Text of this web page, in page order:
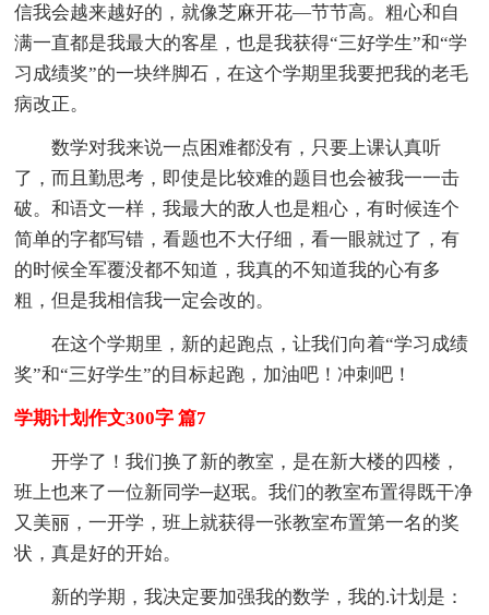
信我会越来越好的，就像芝麻开花—节节高。粗心和自
满一直都是我最大的客星，也是我获得“三好学生”和“学
习成绩奖”的一块绊脚石，在这个学期里我要把我的老毛
病改正。
数学对我来说一点困难都没有，只要上课认真听
了，而且勤思考，即使是比较难的题目也会被我一一击
破。和语文一样，我最大的敌人也是粗心，有时候连个
简单的字都写错，看题也不大仔细，看一眼就过了，有
的时候全军覆没都不知道，我真的不知道我的心有多
粗，但是我相信我一定会改的。
在这个学期里，新的起跑点，让我们向着“学习成绩
奖”和“三好学生”的目标起跑，加油吧！冲刺吧！
学期计划作文300字 篇7
开学了！我们换了新的教室，是在新大楼的四楼，
班上也来了一位新同学─赵珉。我们的教室布置得既干净
又美丽，一开学，班上就获得一张教室布置第一名的奖
状，真是好的开始。
新的学期，我决定要加强我的数学，我的.计划是：